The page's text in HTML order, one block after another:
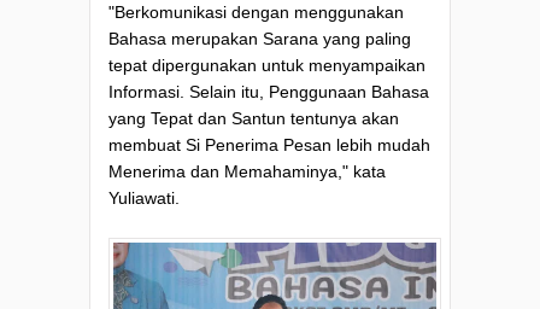
"Berkomunikasi dengan menggunakan
Bahasa merupakan Sarana yang paling
tepat dipergunakan untuk menyampaikan
Informasi. Selain itu, Penggunaan Bahasa
yang Tepat dan Santun tentunya akan
membuat Si Penerima Pesan lebih mudah
Menerima dan Memahaminya," kata
Yuliawati.